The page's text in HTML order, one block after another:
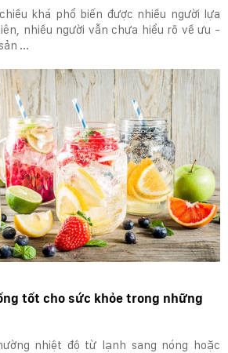
khá phổ biến được nhiều người lựa
nhiều người vẫn chưa hiểu rõ về ưu -
...
tốt cho sức khỏe trong những
nhiệt độ từ lạnh sang nóng hoặc